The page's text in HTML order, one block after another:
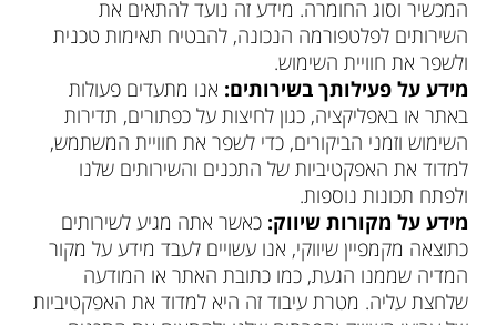
המכשיר וסוג החומרה. מידע זה נועד להתאים את
השירותים לפלטפורמה הנכונה, להבטיח תאימות טכנית
ולשפר את חוויית השימוש.
מידע על פעילותך בשירותים: אנו מתעדים פעולות
באתר או באפליקציה, כגון לחיצות על כפתורים, תדירות
השימוש וזמני הביקורים, כדי לשפר את חוויית המשתמש,
למדוד את האפקטיביות של התכנים והשירותים שלנו
ולפתח תכונות נוספות.
מידע על מקורות שיווק: כאשר אתה מגיע לשירותים
כתוצאה מקמפיין שיווקי, אנו עשויים לעבד מידע על מקור
המדיה שממנו הגעת, כמו כתובת האתר או המודעה
שלחצת עליה. מטרת עיבוד זה היא למדוד את האפקטיביות